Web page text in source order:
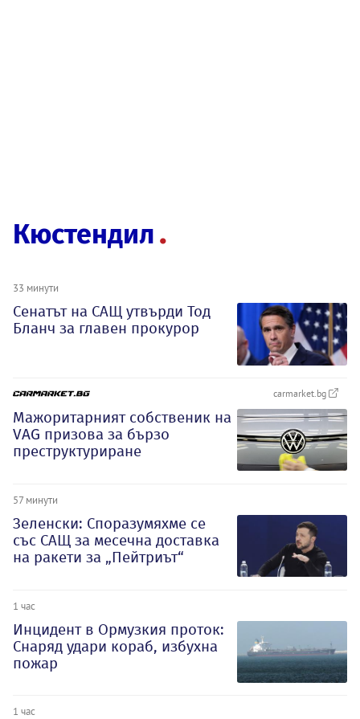
Кюстендил
33 минути
Сенатът на САЩ утвърди Тод
Бланч за главен прокурор
carmarket.bg
Мажоритарният собственик на
VAG призова за бързо
преструктуриране
57 минути
Зеленски: Споразумяхме се
със САЩ за месечна доставка
на ракети за „Пейтриът“
1 час
Инцидент в Ормузкия проток:
Снаряд удари кораб, избухна
пожар
1 час